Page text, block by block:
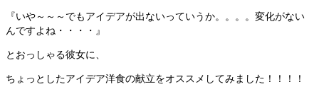
『いや～～～でもアイデアが出ないっていうか。。。。変化がない
んですよね・・・・』
とおっしゃる彼女に、
ちょっとしたアイデア洋食の献立をオススメしてみました！！！！